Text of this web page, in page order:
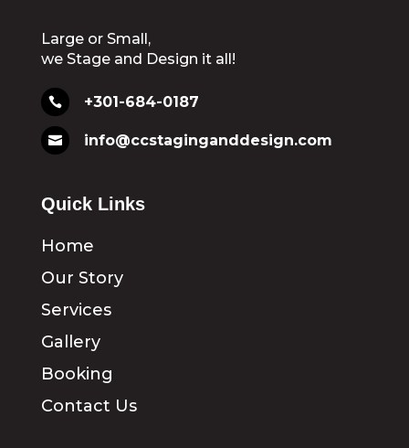
Large or Small,
we Stage and Design it all!
 +301-684-0187
 info@ccstaginganddesign.com
Quick Links
Home
Our Story
Services
Gallery
Booking
Contact Us